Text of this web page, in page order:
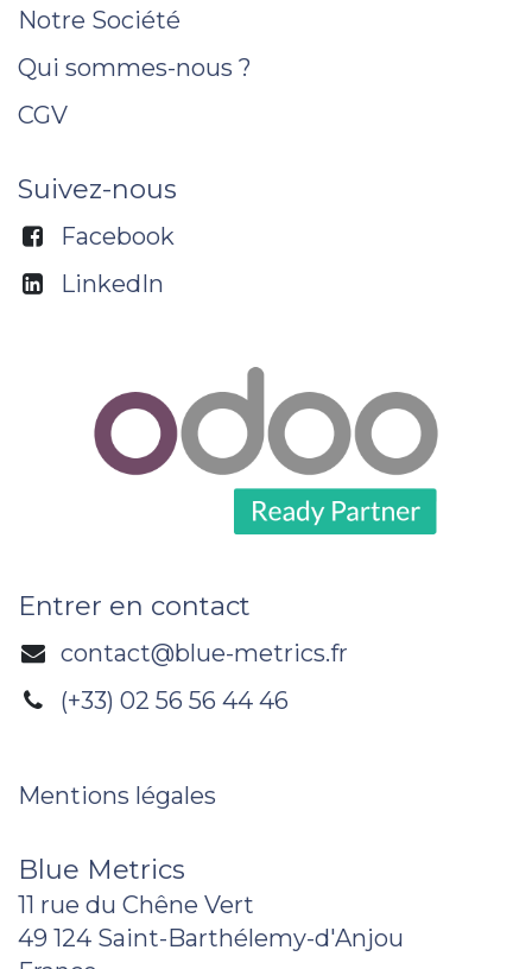
Notre Société
Qui sommes-nous ?
CGV
Suivez-nous
Facebook
LinkedIn
Entrer en contact
contact@blue-metrics.fr
(+33) 02 56 56 44 46
Mentions légales
Blue Metrics
11 rue du Chêne Vert
49 124 Saint-Barthélemy-d'Anjou